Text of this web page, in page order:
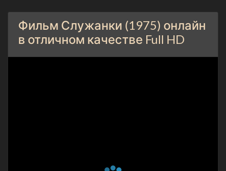
Фильм Служанки (1975) онлайн
в отличном качестве Full HD